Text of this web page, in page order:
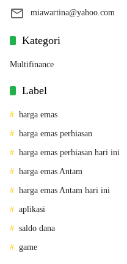
miawartina@yahoo.com
Kategori
Multifinance
Label
harga emas
harga emas perhiasan
harga emas perhiasan hari ini
harga emas Antam
harga emas Antam hari ini
aplikasi
saldo dana
game